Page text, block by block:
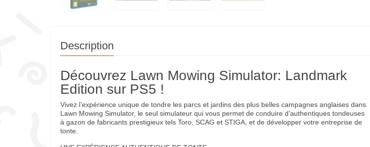
Description
Découvrez Lawn Mowing Simulator: Landmark
Edition sur PS5 !
Vivez l’expérience unique de tondre les parcs et jardins des plus belles campagnes anglaises dans
Lawn Mowing Simulator, le seul simulateur qui vous permet de conduire d’authentiques tondeuses
à gazon de fabricants prestigieux tels Toro, SCAG et STIGA, et de développer votre entreprise de
tonte.